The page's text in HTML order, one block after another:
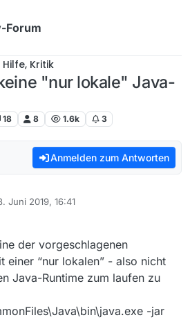
Forum
Kritik
"nur lokale" Java-
18 8 1.6k 3
Anmelden zum Antworten
Juni 2019, 16:41
von
der vorgeschlagenen
einer “nur lokalen” - also nicht
Java-Runtime zum laufen zu
-jar